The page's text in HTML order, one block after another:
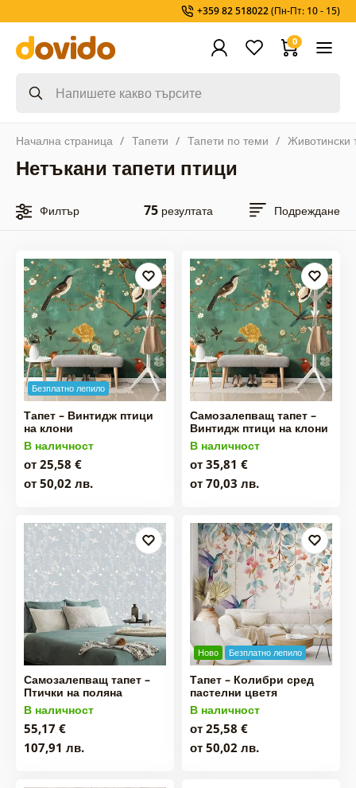
+359 82 518022(Пн-Пт: 10 - 15)
0
Начална страница Тапети Тапети по теми Животински
Нетъкани тапети птици
Филтър 75резултата Подреждане
Безплатно лепило
Тапет – Винтидж птици
на клони
В наличност
от 25,58 €
от 50,02 лв.
Самозалепващ тапет –
Винтидж птици на клони
В наличност
от 35,81 €
от 70,03 лв.
Самозалепващ тапет –
Птички на поляна
В наличност
55,17 €
107,91 лв.
Ново Безплатно лепило
Тапет – Колибри сред
пастелни цветя
В наличност
от 25,58 €
от 50,02 лв.